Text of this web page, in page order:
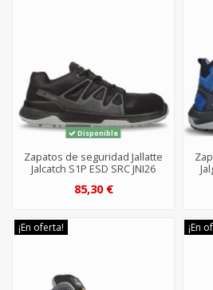
Disponible
Zapatos de seguridad Jallatte
Jalcatch S1P ESD SRC JNI26
85,30 €
¡En oferta! ¡En